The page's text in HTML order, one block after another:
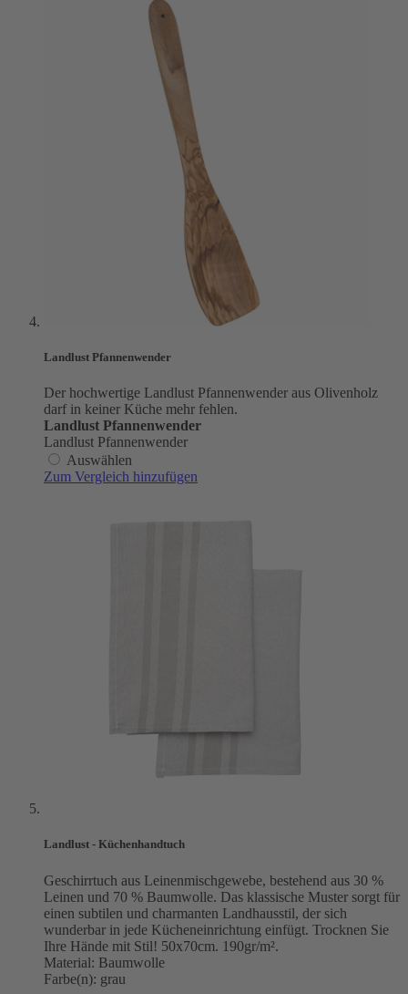
Landlust Pfannenwender
Der hochwertige Landlust Pfannenwender aus Olivenholz
darf in keiner Küche mehr fehlen.
Landlust Pfannenwender
Landlust Pfannenwender
Auswählen
Zum Vergleich hinzufügen
Landlust - Küchenhandtuch
Geschirrtuch aus Leinenmischgewebe, bestehend aus 30 %
Leinen und 70 % Baumwolle. Das klassische Muster sorgt für
einen subtilen und charmanten Landhausstil, der sich
wunderbar in jede Kücheneinrichtung einfügt. Trocknen Sie
Ihre Hände mit Stil! 50x70cm. 190gr/m².
Material: Baumwolle
Farbe(n): grau